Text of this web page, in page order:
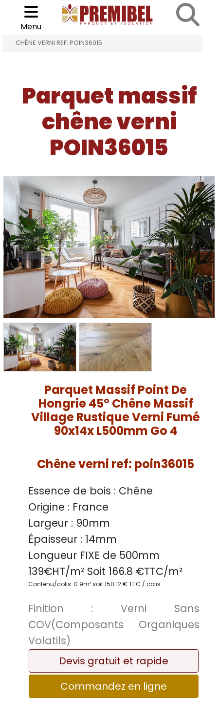
Choisir son parquet
Menu
ACCUEIL > PARQUET MASSIF CHÊNE VERNI >
CHÊNE VERNI REF: POIN36015
Parquet massif
chêne verni
POIN36015
Parquet Massif Point De
Hongrie 45° Chêne Massif
Village Rustique Verni Fumé
90x14x L500mm Go 4
Chêne verni ref: poin36015
Essence de bois : Chêne
Origine : France
Largeur : 90mm
Épaisseur : 14mm
Longueur FIXE de 500mm
139€HT/m² Soit 166.8 €TTC/m²
Contenu/colis: 0.9m² soit 150.12 € TTC / colis
Finition : Verni Sans
COV(Composants Organiques
Volatils)
Devis gratuit et rapide
Commandez en ligne
Cookies management panel